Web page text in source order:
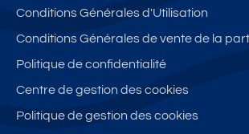
Conditions Générales d'Utilisation
Conditions Générales de vente de la
Politique de confidentialité
Centre de gestion des cookies
Politique de gestion des cookies